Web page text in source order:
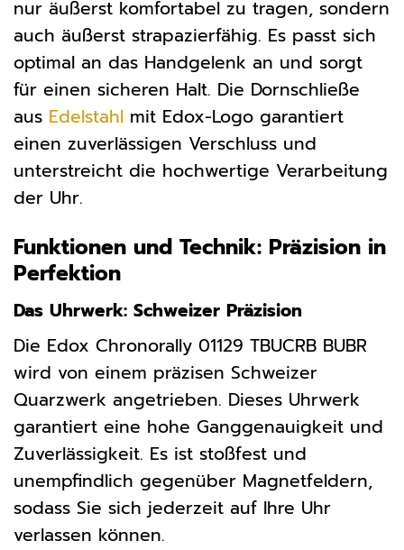
nur äußerst komfortabel zu tragen, sondern
auch äußerst strapazierfähig. Es passt sich
optimal an das Handgelenk an und sorgt
für einen sicheren Halt. Die Dornschließe
aus Edelstahl mit Edox-Logo garantiert
einen zuverlässigen Verschluss und
unterstreicht die hochwertige Verarbeitung
der Uhr.
Funktionen und Technik: Präzision in
Perfektion
Das Uhrwerk: Schweizer Präzision
Die Edox Chronorally 01129 TBUCRB BUBR
wird von einem präzisen Schweizer
Quarzwerk angetrieben. Dieses Uhrwerk
garantiert eine hohe Ganggenauigkeit und
Zuverlässigkeit. Es ist stoßfest und
unempfindlich gegenüber Magnetfeldern,
sodass Sie sich jederzeit auf Ihre Uhr
verlassen können.